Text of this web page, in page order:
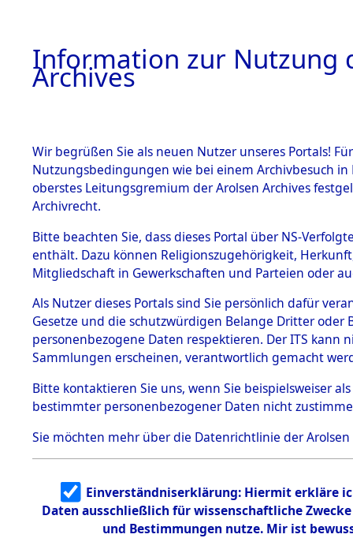
BESTÄNDE
1.
mente
5. Verschiedenes
5.3
Todesmärsche
5.3.1 Alliierte
Erhebungen
zu
Todesmärsch
en
5.3.2
Identifizierun
g
5.3.3
Todesmärsch
Dead -
Branch -
0008
Information zur Nutzung
Archives
Wir begrüßen Sie als neuen Nutzer unseres Portals!
Nutzungsbedingungen wie bei einem Archivbesuch
oberstes Leitungsgremium der Arolsen Archives
Archivrecht.
Bitte beachten Sie, dass dieses Portal über NS-
enthält. Dazu können Religionszugehörigkeit,
Mitgliedschaft in Gewerkschaften und Parteien oder
Als Nutzer dieses Portals sind Sie persönlich dafür
Gesetze und die schutzwürdigen Belange Dritter
personenbezogene Daten respektieren. Der ITS
Sammlungen erscheinen, verantwortlich gemacht
Bitte kontaktieren Sie uns, wenn Sie beispielsweiser
bestimmter personenbezogener Daten nicht
Sie möchten mehr über die Datenrichtlinie der Arolsen
Einverständniserklärung: Hiermit erkläre
Daten ausschließlich für wissenschaftliche
und Bestimmungen nutze. Mir ist